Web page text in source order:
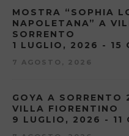
MOSTRA “SOPHIA
NAPOLETANA” A
SORRENTO
1 LUGLIO, 2026 - 15
7 AGOSTO, 2026
GOYA A
VILLA FIORENTINO
9 LUGLIO, 2026 - 11